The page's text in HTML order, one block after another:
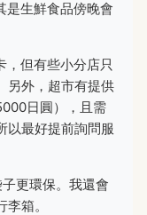
是生鮮食品傍晚會
但有些小分店只
另外，超市有提供
日圓），且需
以最好提前詢問服
更環保。我還會
箱。